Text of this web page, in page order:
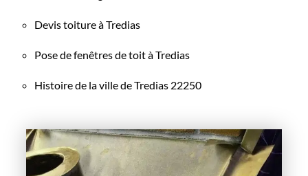
Devis toiture à Tredias
Pose de fenêtres de toit à Tredias
Histoire de la ville de Tredias 22250